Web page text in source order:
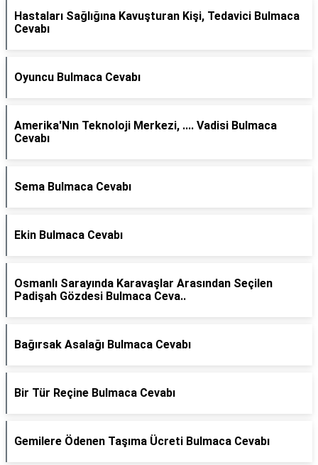
Hastaları Sağlığına Kavuşturan Kişi, Tedavici Bulmaca
Cevabı
Oyuncu Bulmaca Cevabı
Amerika'Nın Teknoloji Merkezi, .... Vadisi Bulmaca
Cevabı
Sema Bulmaca Cevabı
Ekin Bulmaca Cevabı
Osmanlı Sarayında Karavaşlar Arasından Seçilen
Padişah Gözdesi Bulmaca Ceva..
Bağırsak Asalağı Bulmaca Cevabı
Bir Tür Reçine Bulmaca Cevabı
Gemilere Ödenen Taşıma Ücreti Bulmaca Cevabı